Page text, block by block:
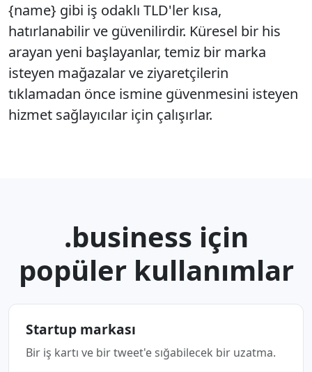
{name} gibi iş odaklı TLD'ler kısa,
hatırlanabilir ve güvenilirdir. Küresel bir his
arayan yeni başlayanlar, temiz bir marka
isteyen mağazalar ve ziyaretçilerin
tıklamadan önce ismine güvenmesini isteyen
hizmet sağlayıcılar için çalışırlar.
.business için
popüler kullanımlar
Startup markası
Bir iş kartı ve bir tweet'e sığabilecek bir uzatma.